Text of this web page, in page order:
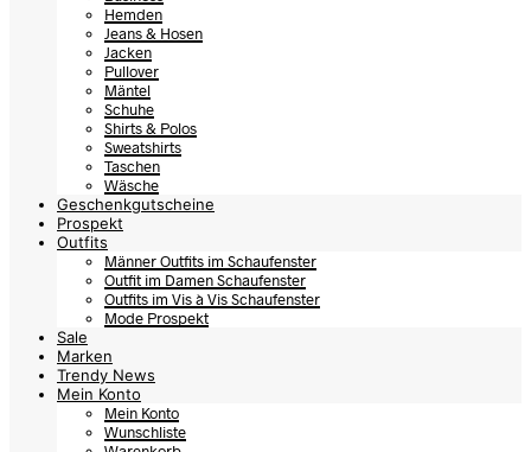
Hemden
Jeans & Hosen
Jacken
Pullover
Mäntel
Schuhe
Shirts & Polos
Sweatshirts
Taschen
Wäsche
Geschenkgutscheine
Prospekt
Outfits
Männer Outfits im Schaufenster
Outfit im Damen Schaufenster
Outfits im Vis à Vis Schaufenster
Mode Prospekt
Sale
Marken
Trendy News
Mein Konto
Mein Konto
Wunschliste